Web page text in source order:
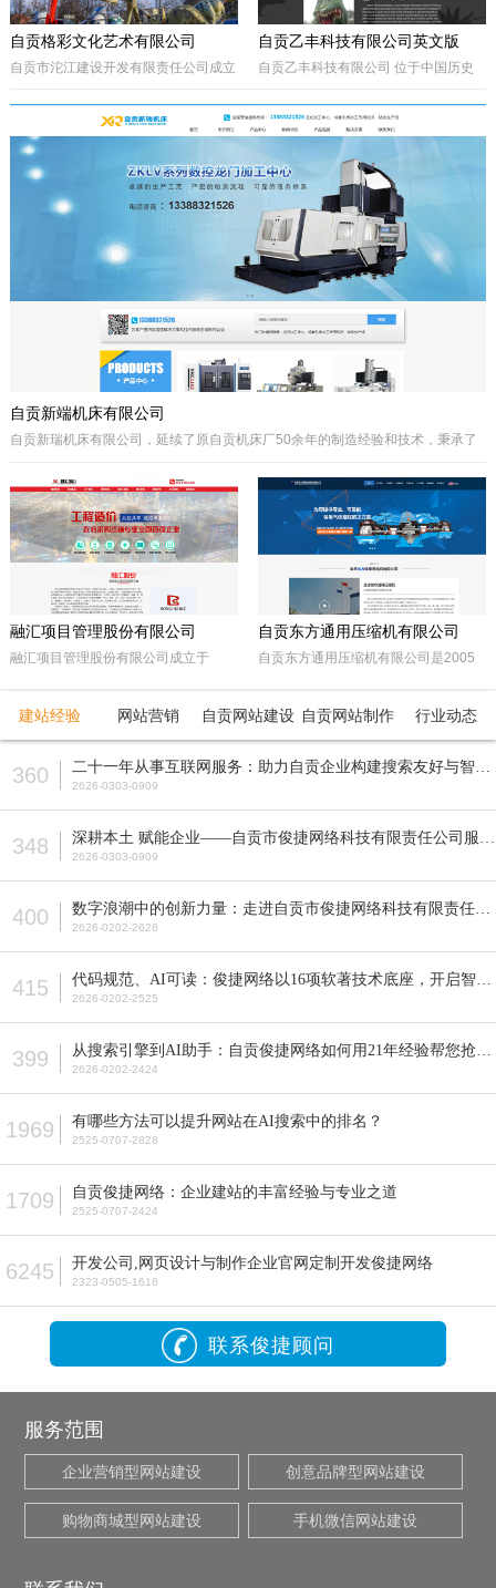
自贡乙丰科技有限公司英文版
自贡乙丰科技有限公司 位于中国历史
城”、“千年盐都”美誉的四川省自贡市。
公司自成立以来秉承质量第一、诚信为
本、开拓创兴的经营理念为宗旨，取得
了国内外客户的高度认可。公司拥有优
秀的策划设计团队、实战经验丰富的施
工队伍、科学的管理模式，秉承着创新
的理念、先进的技术、严格的施工管
理、热诚服务的态度为客户创造更大的
自贡格彩文化艺术有限公司
自贡市沱江建设开发有限责任公司成立
于自贡市高新区金泽华府旁，注册资本
10000万元，由自贡市城市建设投资开
发集团有限公司、自贡市鸿宇实业有限
公司、自贡市大安区汇安国有资本投资
运营集团有限公司、自贡市宇盛投资有
限公司等四个国有公司出资组建，市城
投集团控股。公司经营范围是沱江航电
镇、新农村和现代农业建设、移民安置
服务，基础设施及岸线生态建设，河道
疏浚、水环境治理和水资源经营利用，
港口码头装卸与仓储、港口物流...
自贡新端机床有限公司
自贡新瑞机床有限公司，延续了原自贡机床厂50余年的制造经验和技术，秉承了
公司生产：Z系列摇臂钻床、Z系列立式钻床、ZLKV系列数控龙门加工中心、ZLK
系列数控龙门钻床、VMC、立式加工中心、成套孔系加工专用机床、钻攻生产线
等产品的设计、制造。产品广泛应用于模具、机械制造、汽车制造、航空、船
舶、轨道交通、铁塔、钢结构等工业制造及机械加工领域。
融汇项目管理股份有限公司
融汇项目管理股份有限公司成立于
注册资本5000万人民币，是一家以政
产品国际招标代理、工程造价咨询、工
程监理等多元化发展的咨询服务企业。
自贡东方通用压缩机有限公司
自贡东方通用压缩机有限公司是2005
民营企业。由东方锅炉集团动能分厂同
贡市高新工业园区十大重点企业之一。
公司占地面积近70亩，注册资本5200
型、D型、L型、Z型、P型5个系列上百
压缩机气体力从20KN—800KN，排气
压力可达50MPa。各类成套气体压缩
建站经验 网站营销 自贡网站建设 自贡网站制作 行业动态
360 2626-0303-0909
348 2626-0303-0909
400 2626-0202-2626
415 2626-0202-2525
399 2626-0202-2424
1969 有哪些方法可以提升网站在AI搜索中的排名？
2525-0707-2828
1709 自贡俊捷网络：企业建站的丰富经验与专业之道
2525-0707-2424
6245 开发公司,网页设计与制作企业官网定制开发俊捷网络
2323-0505-1616
联系俊捷顾问
服务范围
企业营销型网站建设 创意品牌型网站建设
购物商城型网站建设 手机微信网站建设